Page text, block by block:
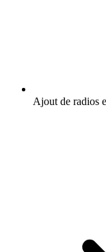
Ajout de radios